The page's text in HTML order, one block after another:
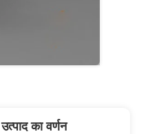
उत्पाद का वर्णन